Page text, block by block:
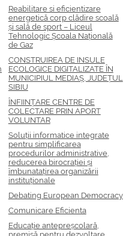
Reabilitare si eficientizare
energetică corp clădire scoală
și sală de sport – Liceul
Tehnologic Școala Națională
de Gaz
CONSTRUIREA DE INSULE
ECOLOGICE DIGITALIZATE ÎN
MUNICIPIUL MEDIAȘ, JUDEȚUL
SIBIU
ÎNFIINȚARE CENTRE DE
COLECTARE PRIN APORT
VOLUNTAR
Soluții informatice integrate
pentru simplificarea
procedurilor administrative,
reducerea birocrației și
îmbunatațirea organizării
instituționale
Debating European Democracy
Comunicare Eficienta
Educație antepreșcolară,